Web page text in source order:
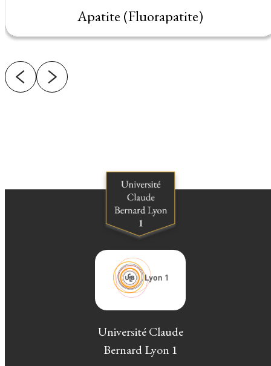
Apatite (Fluorapatite)
Université Claude
Bernard Lyon 1